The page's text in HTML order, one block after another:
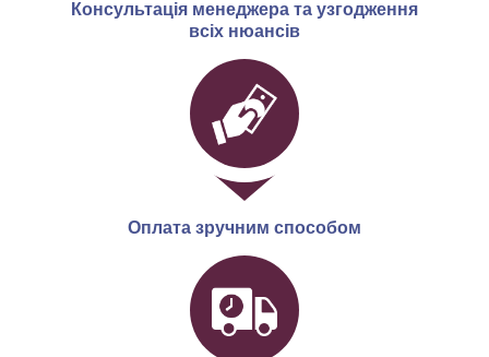
Консультація менеджера та узгодження
всіх нюансів
Оплата зручним способом